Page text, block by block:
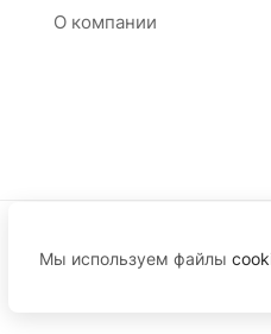
О компании
Мы используем файлы